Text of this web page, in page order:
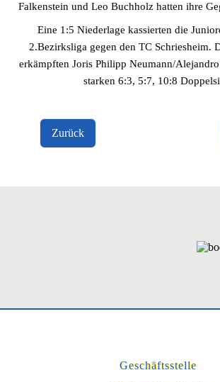
Falkenstein und Leo Buchholz hatten ihre
Eine 1:5 Niederlage kassierten die
2.Bezirksliga gegen den TC Schriesheim.
erkämpften Joris Philipp Neumann/
starken 6:3, 5:7, 10:8
Zurück
Geschäftsstelle